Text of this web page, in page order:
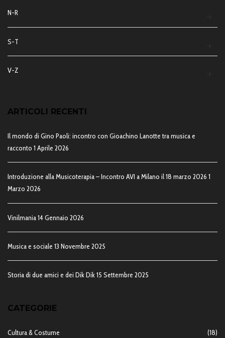
N-R
S-T
V-Z
ARTICOLI RECENTI
Il mondo di Gino Paoli: incontro con Gioachino Lanotte tra musica e
racconto 1 Aprile 2026
Introduzione alla Musicoterapia – Incontro AVI a Milano il 18 marzo 2026 1
Marzo 2026
Vinilmania14 Gennaio 2026
Musica e sociale 13 Novembre 2025
Storia di due amici e dei Dik Dik15 Settembre 2025
CATEGORIE
Cultura & Costume (18)